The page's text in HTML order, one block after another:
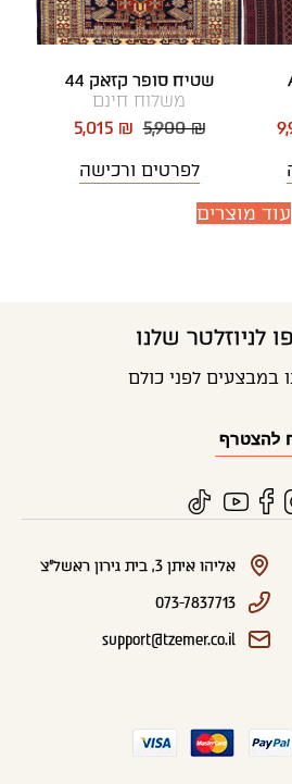
שטיח סופר קזאק 44
משלוח חינם
5,900 ₪
5,015 ₪
לפרטים ורכישה
עוד מוצרים
לניוזלטר שלנו
במבצעים לפני כולם
אליהו איתן 3, בית גירון ראשל"צ
073-7837713
support@tzemer.co.il